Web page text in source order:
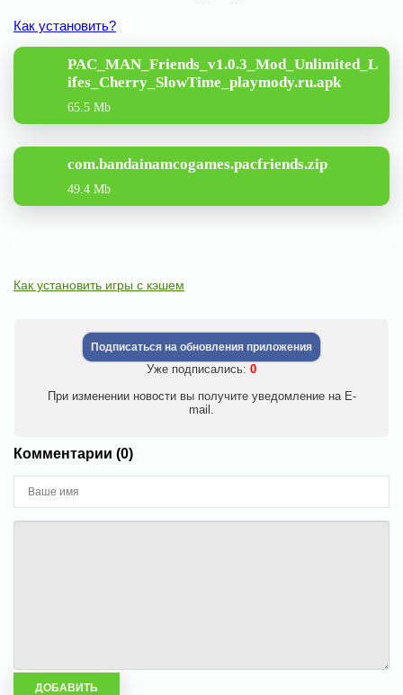
Как установить?
PAC_MAN_Friends_v1.0.3_Mod_Unlimited_L
ifes_Cherry_SlowTime_playmody.ru.apk
65.5 Mb
com.bandainamcogames.pacfriends.zip
49.4 Mb
Как установить игры с кэшем
Подписаться на обновления приложения
Уже подписались: 0
При изменении новости вы получите уведомление на E-
mail.
Комментарии (0)